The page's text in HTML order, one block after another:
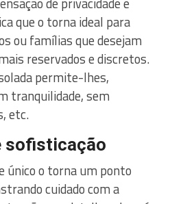
que o torna ideal para
ou famílias que desejam
reservados e discretos.
permite-lhes,
tranquilidade, sem
etc.
sofisticação
único o torna um ponto
cuidado com a